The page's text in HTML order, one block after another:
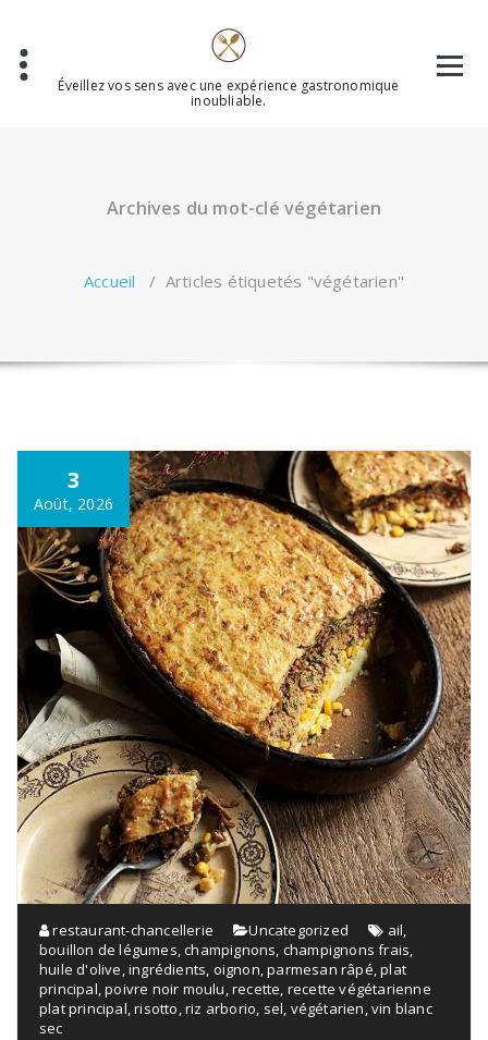
contenu
Éveillez vos sens avec une expérience gastronomique
inoubliable.
Archives du mot-clé végétarien
Accueil / Articles étiquetés "végétarien"
3
Août, 2026
restaurant-chancellerie Uncategorized ail,
bouillon de légumes,champignons, champignons frais,
huile d'olive,ingrédients, oignon,parmesan râpé,plat
principal,poivre noir moulu,recette, recette végétarienne
plat principal,risotto,riz arborio, sel, végétarien,vin blanc
sec